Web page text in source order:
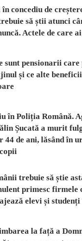
în concediu de
să știi atunci
Actele de care
sunt pensionarii
și ce alte
în Poliția Română.
Șucată a murit
44 de ani, lăsând în
trebuie să știe
primesc firmele
elevi și
la față a